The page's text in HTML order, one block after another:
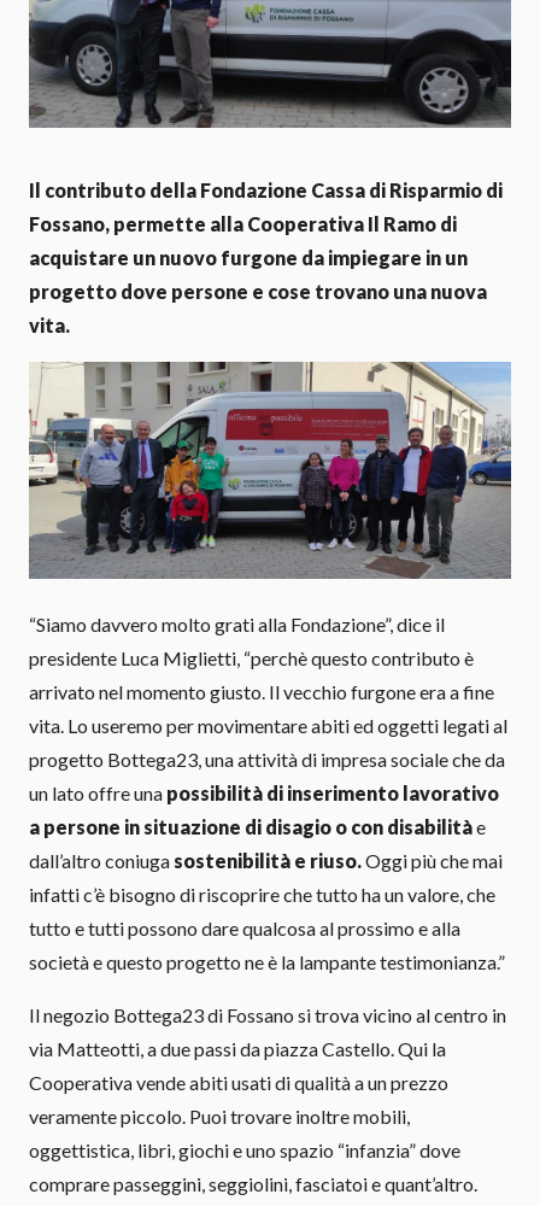
Il contributo della Fondazione Cassa di Risparmio di
Fossano, permette alla Cooperativa Il Ramo di
acquistare un nuovo furgone da impiegare in un
progetto dove persone e cose trovano una nuova
vita.
“Siamo davvero molto grati alla Fondazione”, dice il
presidente Luca Miglietti, “perchè questo contributo è
arrivato nel momento giusto. Il vecchio furgone era a fine
vita. Lo useremo per movimentare abiti ed oggetti legati al
progetto Bottega23, una attività di impresa sociale che da
un lato offre una possibilità di inserimento lavorativo
a persone in situazione di disagio o con disabilitàe
dall’altro coniuga sostenibilità e riuso.Oggi più che mai
infatti c’è bisogno di riscoprire che tutto ha un valore, che
tutto e tutti possono dare qualcosa al prossimo e alla
società e questo progetto ne è la lampante testimonianza.”
Il negozio Bottega23 di Fossano si trova vicino al centro in
via Matteotti, a due passi da piazza Castello. Qui la
Cooperativa vende abiti usati di qualità a un prezzo
veramente piccolo. Puoi trovare inoltre mobili,
oggettistica, libri, giochi e uno spazio “infanzia” dove
comprare passeggini, seggiolini, fasciatoi e quant’altro.